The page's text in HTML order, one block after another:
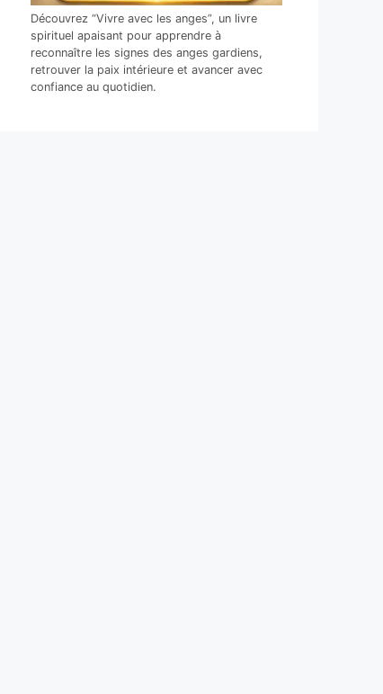
Découvrez “Vivre avec les anges”, un livre
spirituel apaisant pour apprendre à
reconnaître les signes des anges gardiens,
retrouver la paix intérieure et avancer avec
confiance au quotidien.